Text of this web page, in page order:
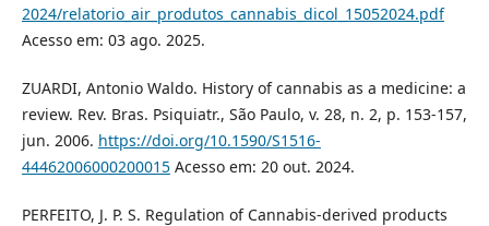
2024/relatorio_air_produtos_cannabis_dicol_15052024.pdf
Acesso em: 03 ago. 2025.
ZUARDI, Antonio Waldo. History of cannabis as a medicine: a
review. Rev. Bras. Psiquiatr., São Paulo, v. 28, n. 2, p. 153-157,
jun. 2006. https://doi.org/10.1590/S1516-
44462006000200015Acesso em: 20 out. 2024.
PERFEITO, J. P. S. Regulation of Cannabis-derived products